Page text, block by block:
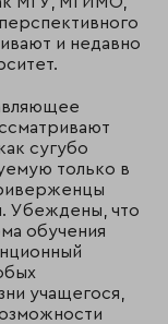
и недавно
сугубо
только в
Убеждены, что
обучения
учащегося,